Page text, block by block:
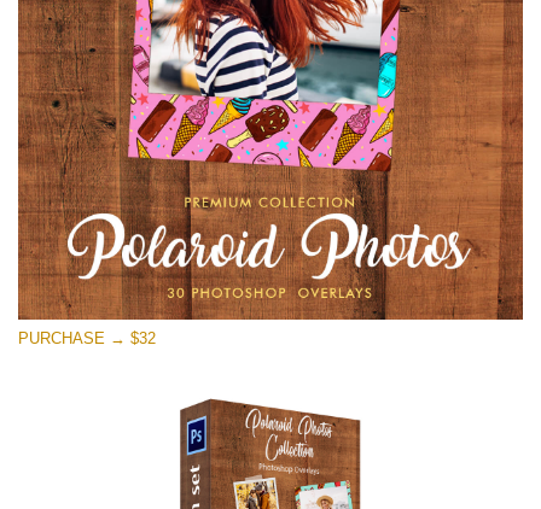
(1783 Overlays)
Large 6000*4000px
無料ダウンロード
PURCHASE → $32